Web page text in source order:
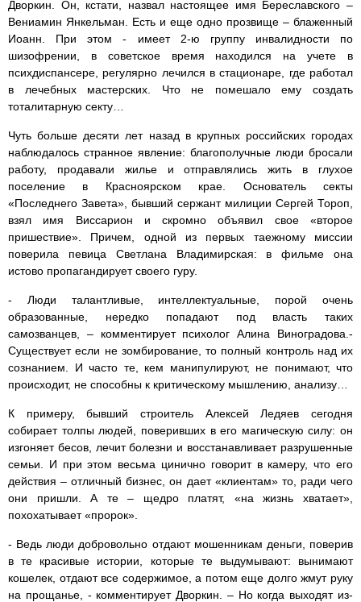
Дворкин. Он, кстати, назвал настоящее имя Береславского –
Вениамин Янкельман. Есть и еще одно прозвище – блаженный
Иоанн. При этом - имеет 2-ю группу инвалидности по
шизофрении, в советское время находился на учете в
психдиспансере, регулярно лечился в стационаре, где работал
в лечебных мастерских. Что не помешало ему создать
тоталитарную секту…
Чуть больше десяти лет назад в крупных российских городах
наблюдалось странное явление: благополучные люди бросали
работу, продавали жилье и отправлялись жить в глухое
поселение в Красноярском крае. Основатель секты
«Последнего Завета», бывший сержант милиции Сергей Тороп,
взял имя Виссарион и скромно объявил свое «второе
пришествие». Причем, одной из первых таежному миссии
поверила певица Светлана Владимирская: в фильме она
истово пропагандирует своего гуру.
- Люди талантливые, интеллектуальные, порой очень
образованные, нередко попадают под власть таких
самозванцев, – комментирует психолог Алина Виноградова.-
Существует если не зомбирование, то полный контроль над их
сознанием. И часто те, кем манипулируют, не понимают, что
происходит, не способны к критическому мышлению, анализу…
К примеру, бывший строитель Алексей Ледяев сегодня
собирает толпы людей, поверивших в его магическую силу: он
изгоняет бесов, лечит болезни и восстанавливает разрушенные
семьи. И при этом весьма цинично говорит в камеру, что его
действия – отличный бизнес, он дает «клиентам» то, ради чего
они пришли. А те – щедро платят, «на жизнь хватает»,
похохатывает «пророк».
- Ведь люди добровольно отдают мошенникам деньги, поверив
в те красивые истории, которые те выдумывают: вынимают
кошелек, отдают все содержимое, а потом еще долго жмут руку
на прощанье, - комментирует Дворкин. – Но когда выходят из-